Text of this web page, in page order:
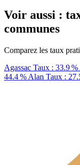
Voir aussi :
communes
Comparez les taux
Agassac Taux : 33.9 %
44.4 % Alan Taux :